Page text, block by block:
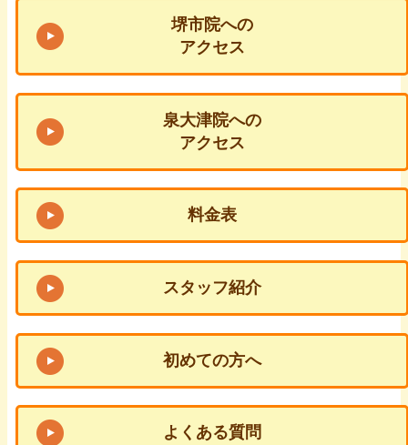
堺市院への
アクセス
泉大津院への
アクセス
料金表
スタッフ紹介
初めての方へ
よくある質問